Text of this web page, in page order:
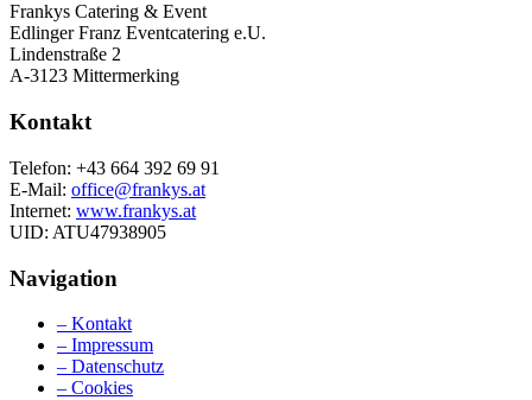
Frankys Catering & Event
Edlinger Franz Eventcatering e.U.
Lindenstraße 2
A-3123 Mittermerking
Kontakt
Telefon: +43 664 392 69 91
E-Mail: office@frankys.at
Internet: www.frankys.at
UID: ATU47938905
Navigation
– Kontakt
– Impressum
– Datenschutz
– Cookies